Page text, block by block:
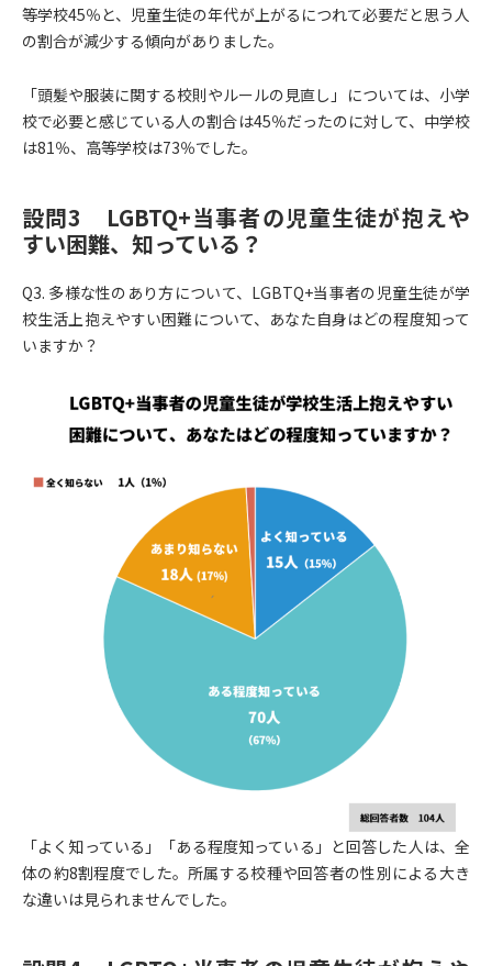
等学校45％と、児童生徒の年代が上がるにつれて必要だと思う人
の割合が減少する傾向がありました。
「頭髪や服装に関する校則やルールの見直し」については、小学
校で必要と感じている人の割合は45％だったのに対して、中学校
は81％、高等学校は73％でした。
設問3 LGBTQ+当事者の児童生徒が抱えや
すい困難、知っている？
Q3. 多様な性のあり方について、LGBTQ+当事者の児童生徒が学
校生活上抱えやすい困難について、あなた自身はどの程度知って
いますか？
「よく知っている」「ある程度知っている」と回答した人は、全
体の約8割程度でした。所属する校種や回答者の性別による大き
な違いは見られませんでした。